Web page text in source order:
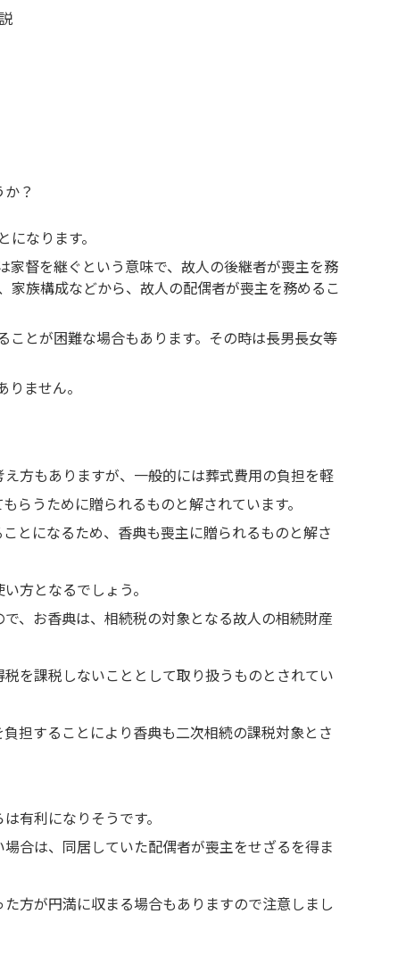
？
なります。
家督を継ぐという意味で、故人の後継者が喪主を務
家族構成などから、故人の配偶者が喪主を務めるこ
とが困難な場合もあります。その時は長男長女等
ません。
方もありますが、一般的には葬式費用の負担を軽
らうために贈られるものと解されています。
とになるため、香典も喪主に贈られるものと解さ
方となるでしょう。
、お香典は、相続税の対象となる故人の相続財産
を課税しないこととして取り扱うものとされてい
担することにより香典も二次相続の課税対象とさ
有利になりそうです。
合は、同居していた配偶者が喪主をせざるを得ま
方が円満に収まる場合もありますので注意しまし